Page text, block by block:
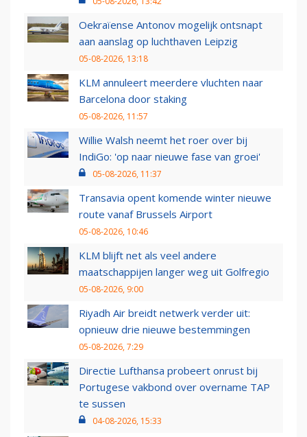
Oekraïense Antonov mogelijk ontsnapt
aan aanslag op luchthaven Leipzig
05-08-2026, 13:18
KLM annuleert meerdere vluchten naar
Barcelona door staking
05-08-2026, 11:57
Willie Walsh neemt het roer over bij
IndiGo: 'op naar nieuwe fase van groei'
05-08-2026, 11:37
Transavia opent komende winter nieuwe
route vanaf Brussels Airport
05-08-2026, 10:46
KLM blijft net als veel andere
maatschappijen langer weg uit Golfregio
05-08-2026, 9:00
Riyadh Air breidt netwerk verder uit:
opnieuw drie nieuwe bestemmingen
05-08-2026, 7:29
Directie Lufthansa probeert onrust bij
Portugese vakbond over overname TAP
te sussen
04-08-2026, 15:33